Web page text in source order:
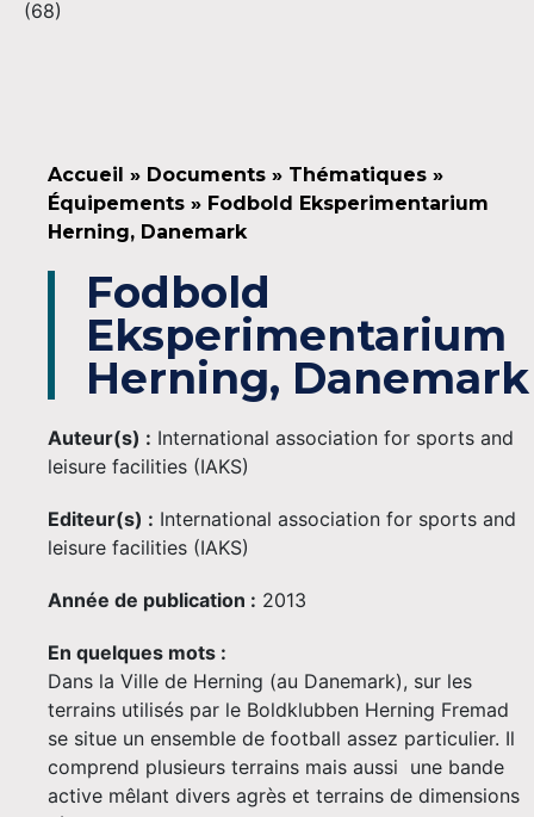
(68)
Accueil » Documents » Thématiques »
Équipements » Fodbold Eksperimentarium
Herning, Danemark
Fodbold
Eksperimentarium
Herning, Danemark
Auteur(s) : International association for sports and
leisure facilities (IAKS)
Editeur(s) : International association for sports and
leisure facilities (IAKS)
Année de publication : 2013
En quelques mots :
Dans la Ville de Herning (au Danemark), sur les
terrains utilisés par le Boldklubben Herning Fremad
se situe un ensemble de football assez particulier. Il
comprend plusieurs terrains mais aussi une bande
active mêlant divers agrès et terrains de dimensions